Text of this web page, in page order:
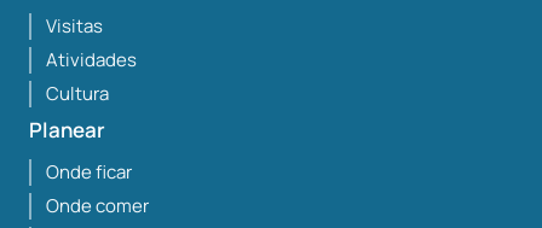
Visitas
Atividades
Cultura
Planear
Onde ficar
Onde comer